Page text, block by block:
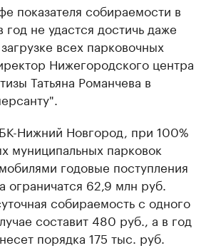
показателя собираемости в
не удастся достичь даже
всех парковочных
Нижегородского центра
Татьяна Романчева в
Нижний Новгород, при 100%
муниципальных парковок
годовые поступления
ограничатся 62,9 млн руб.
собираемость с одного
составит 480 руб., а в год
порядка 175 тыс. руб.